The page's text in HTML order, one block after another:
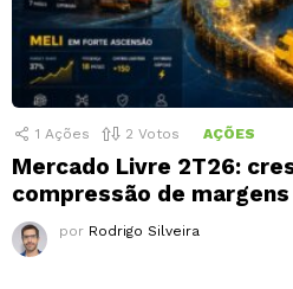
1 Ações 2 Votos AÇÕES
Mercado Livre 2T26:
compressão de margens
por Rodrigo Silveira